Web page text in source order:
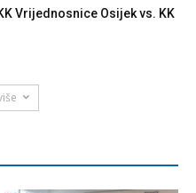
Vrijednosnice Osijek vs. KK